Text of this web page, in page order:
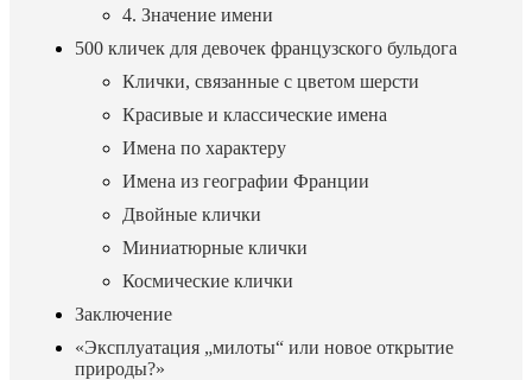
4. Значение имени
500 кличек для девочек французского бульдога
Клички, связанные с цветом шерсти
Красивые и классические имена
Имена по характеру
Имена из географии Франции
Двойные клички
Миниатюрные клички
Космические клички
Заключение
«Эксплуатация „милоты“ или новое открытие
природы?»